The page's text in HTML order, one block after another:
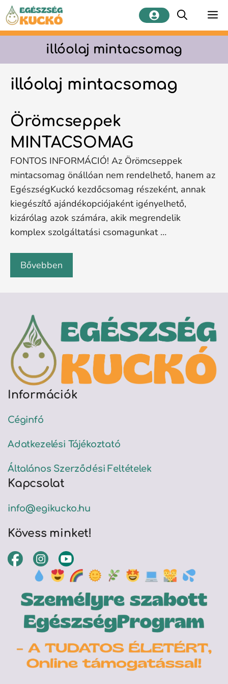
Kilépés
tartalomba
illóolaj mintacsomag
illóolaj mintacsomag
Örömcseppek
MINTACSOMAG
FONTOS INFORMÁCIÓ! Az Örömcseppek
mintacsomag önállóan nem rendelhető, hanem az
EgészségKuckó kezdőcsomag részeként, annak
kiegészítő ajándékopciójaként igényelhető,
kizárólag azok számára, akik megrendelik
komplex szolgáltatási csomagunkat …
Bővebben
Információk
Céginfó
Adatkezelési Tájékoztató
Általános Szerződési Feltételek
Kapcsolat
info@egikucko.hu
Kövess minket!